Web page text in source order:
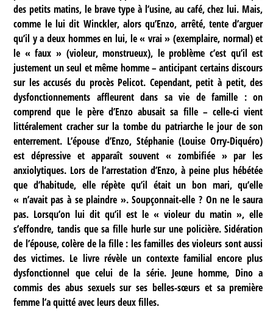
des petits matins, le brave type à l’usine, au café, chez lui. Mais,
comme le lui dit Winckler, alors qu’Enzo, arrêté, tente d’arguer
qu’il y a deux hommes en lui, le « vrai » (exemplaire, normal) et
le « faux » (violeur, monstrueux), le problème c’est qu’il est
justement un seul et même homme – anticipant certains discours
sur les accusés du procès Pelicot. Cependant, petit à petit, des
dysfonctionnements affleurent dans sa vie de famille : on
comprend que le père d’Enzo abusait sa fille – celle-ci vient
littéralement cracher sur la tombe du patriarche le jour de son
enterrement. L’épouse d’Enzo, Stéphanie (Louise Orry-Diquéro)
est dépressive et apparaît souvent « zombifiée » par les
anxiolytiques. Lors de l’arrestation d’Enzo, à peine plus hébétée
que d’habitude, elle répète qu’il était un bon mari, qu’elle
« n’avait pas à se plaindre ». Soupçonnait-elle ? On ne le saura
pas. Lorsqu’on lui dit qu’il est le « violeur du matin », elle
s’effondre, tandis que sa fille hurle sur une policière. Sidération
de l’épouse, colère de la fille : les familles des violeurs sont aussi
des victimes. Le livre révèle un contexte familial encore plus
dysfonctionnel que celui de la série. Jeune homme, Dino a
commis des abus sexuels sur ses belles-sœurs et sa première
femme l’a quitté avec leurs deux filles.